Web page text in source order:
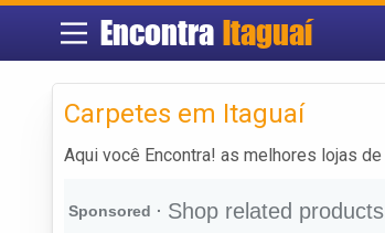
Encontra Itaguaí
Carpetes em Itaguaí
Aqui você Encontra! as melhores lojas de